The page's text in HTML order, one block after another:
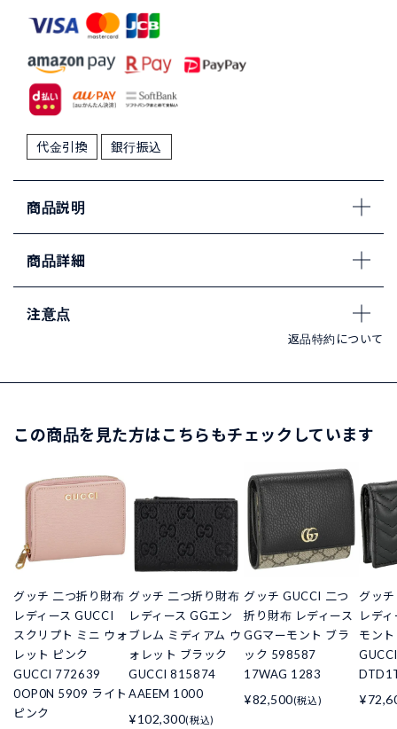
代金引換 銀行振込
商品説明
商品詳細
注意点
返品特約について
この商品を見た方はこちらもチェックしています
グッチ 二つ折り財布
レディース GUCCI
スクリプト ミニ ウォ
レット ピンク
GUCCI 772639
0OP0N 5909 ライト
ピンク
グッチ 二つ折り財布
レディース GGエン
ブレム ミディアム ウ
ォレット ブラック
GUCCI 815874
AAEEM 1000
¥102,300(税込)
グッチ GUCCI 二つ
折り財布 レディース
GGマーモント ブラ
ック 598587
17WAG 1283
¥82,500(税込)
グッ
レデ
モン